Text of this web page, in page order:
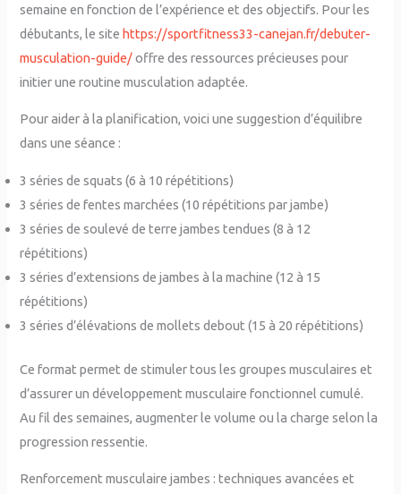
semaine en fonction de l’expérience et des objectifs. Pour les
débutants, le sitehttps://sportfitness33-canejan.fr/debuter-
musculation-guide/offre des ressources précieuses pour
initier une routine musculation adaptée.
Pour aider à la planification, voici une suggestion d’équilibre
dans une séance :
3 séries de squats (6 à 10 répétitions)
3 séries de fentes marchées (10 répétitions par jambe)
3 séries de soulevé de terre jambes tendues (8 à 12
répétitions)
3 séries d’extensions de jambes à la machine (12 à 15
répétitions)
3 séries d’élévations de mollets debout (15 à 20 répétitions)
Ce format permet de stimuler tous les groupes musculaires et
d’assurer un développement musculaire fonctionnel cumulé.
Au fil des semaines, augmenter le volume ou la charge selon la
progression ressentie.
Renforcement musculaire jambes : techniques avancées et